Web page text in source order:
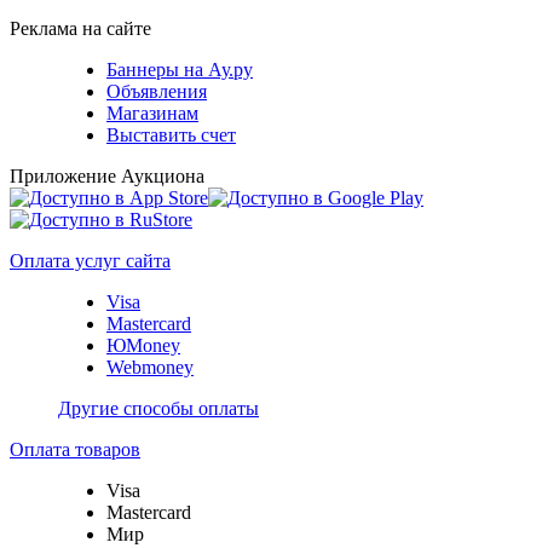
Реклама на сайте
Баннеры на Ау.ру
Объявления
Магазинам
Выставить счет
Приложение Аукциона
Оплата услуг сайта
Visa
Mastercard
ЮMoney
Webmoney
Другие способы оплаты
Оплата товаров
Visa
Mastercard
Мир